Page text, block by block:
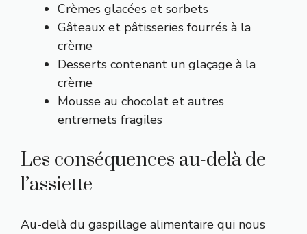
Crèmes glacées et sorbets
Gâteaux et pâtisseries fourrés à la
crème
Desserts contenant un glaçage à la
crème
Mousse au chocolat et autres
entremets fragiles
Les conséquences au-delà de
l’assiette
Au-delà du gaspillage alimentaire qui nous